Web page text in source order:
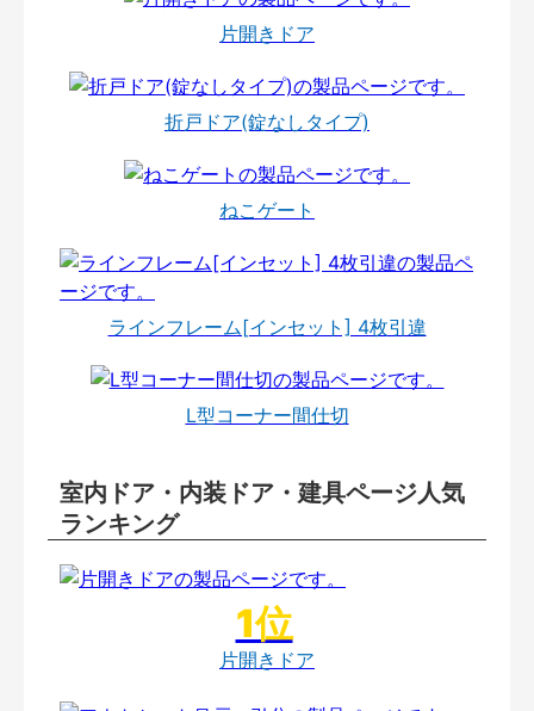
片開きドア
折戸ドア(錠なしタイプ)
ねこゲート
ラインフレーム[インセット] 4枚引違
L型コーナー間仕切
室内ドア・内装ドア・建具ページ人気
ランキング
片開きドア